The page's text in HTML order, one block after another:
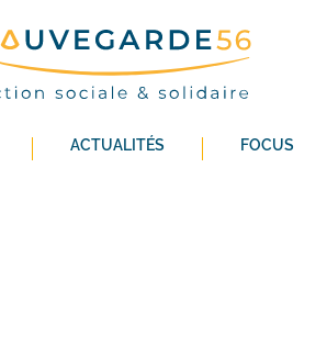
ACTUALITÉS FOCUS